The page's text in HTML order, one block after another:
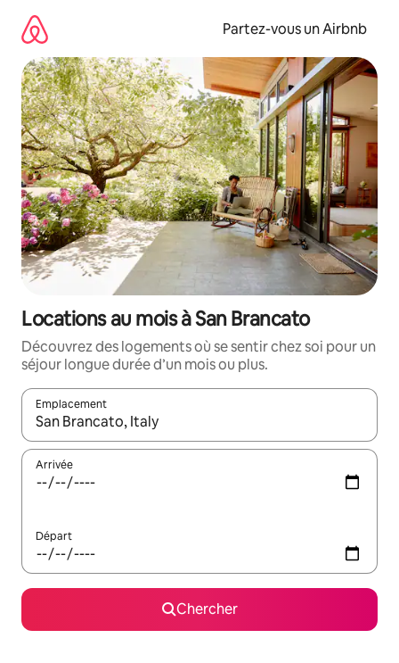
directement
contenu
Partez-vous un Airbnb
Locations au mois à San Brancato
Découvrez des logements où se sentir chez soi pour un
séjour longue durée d’un mois ou plus.
Emplacement
Quand les résultats sont affichés, parcourez-les en utilisant
Arrivée
Départ
Chercher